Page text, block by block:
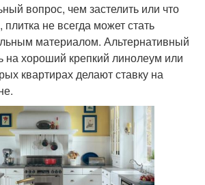
вопрос, чем застелить или что
не всегда может стать
материалом. Альтернативный
на хороший крепкий линолеум или
квартирах делают ставку на